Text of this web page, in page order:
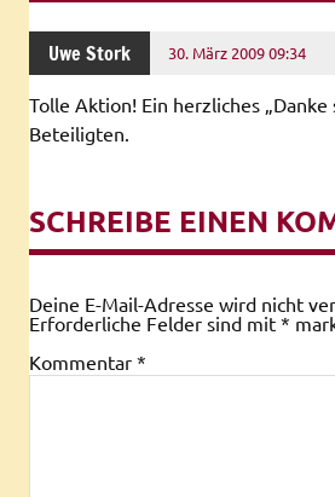
Uwe Stork 30. März 2009 09:34
Tolle Aktion! Ein herzliches „Danke
Beteiligten.
SCHREIBE EINEN
Deine E-Mail-Adresse wird nicht
Erforderliche Felder sind mit *
Kommentar *